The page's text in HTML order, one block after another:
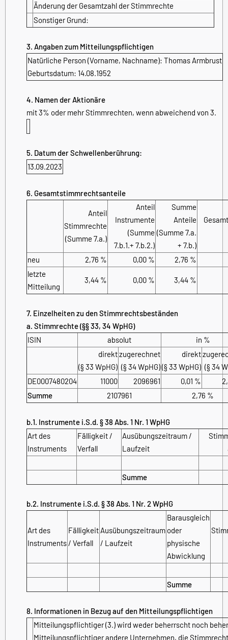
Änderung der Gesamtzahl der Stimmrechte
Sonstiger Grund:
3. Angaben zum Mitteilungspflichtigen
Natürliche Person (Vorname, Nachname): Thomas Armbrust
Geburtsdatum: 14.08.1952
4. Namen der Aktionäre
mit 3% oder mehr Stimmrechten, wenn abweichend von 3.
5. Datum der Schwellenberührung:
13.09.2023
6. Gesamtstimmrechtsanteile
Anteil
Stimmrechte
(Summe 7.a.)
Anteil
Instrumente
(Summe
7.b.1.+ 7.b.2.)
Summe
Anteile
(Summe 7.a.
+ 7.b.)
neu 2,76 % 0,00 %
2,76 %
letzte
Mitteilung
3,44 % 0,00 % 3,44 %
7. Einzelheiten zu den Stimmrechtsbeständen
a. Stimmrechte (§§ 33, 34 WpHG)
ISIN
absolut
in %
direkt
(§ 33 WpHG)
zugerechnet
(§ 34 WpHG)
direkt
(§ 33 WpHG) (§ 34
DE0007480204
11000 2096961 0,01 %
Summe
2107961 2,76 %
b.1. Instrumente i.S.d. § 38 Abs. 1 Nr. 1 WpHG
Art des
Instruments
Fälligkeit /
Verfall
Ausübungszeitraum /
Laufzeit
Summe
b.2. Instrumente i.S.d. § 38 Abs. 1 Nr. 2 WpHG
Art des
Instruments
Fälligkeit
/ Verfall
Ausübungszeitraum
/ Laufzeit
Barausgleich
oder
physische
Abwicklung
Summe
8. Informationen in Bezug auf den Mitteilungspflichtigen
Mitteilungspflichtiger (3.) wird weder beherrscht noch
Mitteilungspflichtiger andere Unternehmen, die